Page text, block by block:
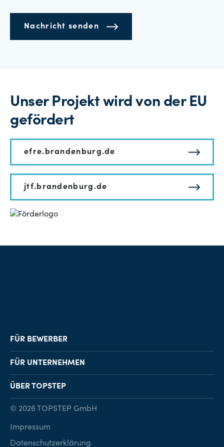
Nachricht senden
Unser Projekt wird von der EU
gefördert
efre.brandenburg.de
jtf.brandenburg.de
FÜR BEWERBER
Job-Finder
Karriereberatung
FÜR UNTERNEHMEN
Personalvermittlung
Personalsuche
ÜBER TOPSTEP
Kontakt
© 2026 TOPSTEP GmbH
Impressum
Datenschutzerklärung